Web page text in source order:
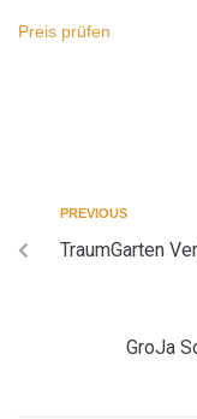
Preis prüfen
PREVIOUS
TraumGarten
GroJa